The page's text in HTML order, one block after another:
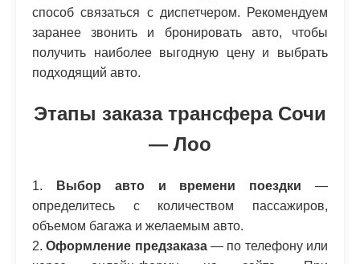
способ связаться с диспетчером. Рекомендуем
заранее звонить и бронировать авто, чтобы
получить наиболее выгодную цену и выбрать
подходящий авто.
Этапы заказа трансфера Сочи
— Лоо
1. Выбор авто и времени поездки —
определитесь с количеством пассажиров,
объемом багажа и желаемым авто.
2.Оформление предзаказа— по телефону или